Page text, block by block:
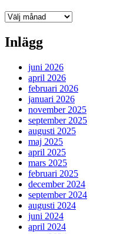
Arkiv
Inlägg
juni 2026
april 2026
februari 2026
januari 2026
november 2025
september 2025
augusti 2025
maj 2025
april 2025
mars 2025
februari 2025
december 2024
september 2024
augusti 2024
juni 2024
april 2024